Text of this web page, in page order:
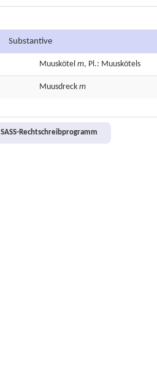
Substantive
Muuskötel m, Pl.: Muuskötels
Muusdreck m
SASS-Rechtschreibprogramm